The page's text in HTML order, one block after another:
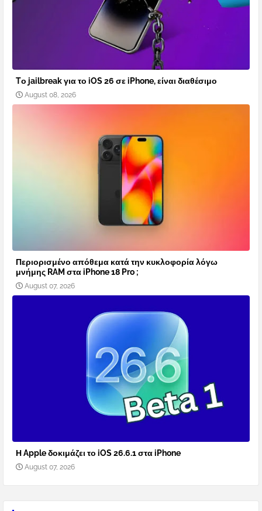
Tο jailbreak για το iOS 26 σε iPhone, είναι διαθέσιμο
August 08, 2026
Περιορισμένο απόθεμα κατά την κυκλοφορία λόγω
μνήμης RAM στα iPhone 18 Pro ;
August 07, 2026
Η Apple δοκιμάζει το iOS 26.6.1 στα iPhone
August 07, 2026